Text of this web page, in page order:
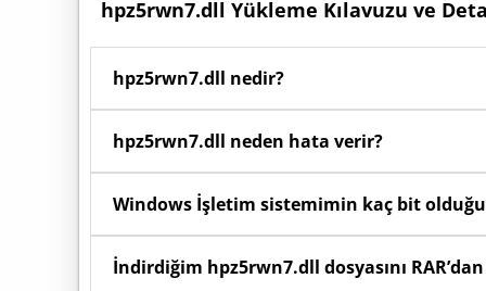
hpz5rwn7.dll Yükleme Kılavuzu ve
hpz5rwn7.dll nedir?
duyduğu kodları, fonksiyonları ve kaynakları
dosyasıdır.
hpz5rwn7.dll neden hata verir?
koruma programları tarafından silinmişse veya
Windows İşletim sistemimin kaç bit
olduğunu görebilirsiniz.
İndirdiğim hpz5rwn7.dll dosyasını RAR’dan